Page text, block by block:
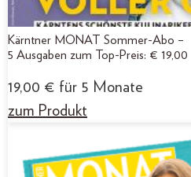
Kärntner MONAT Sommer-Abo –
5 Ausgaben zum Top-Preis: € 19,00
19,00 € für 5 Monate
zum Produkt